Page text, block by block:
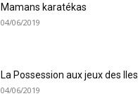
Mamans karatékas
04/06/2019
La Possession aux jeux des Iles
04/06/2019